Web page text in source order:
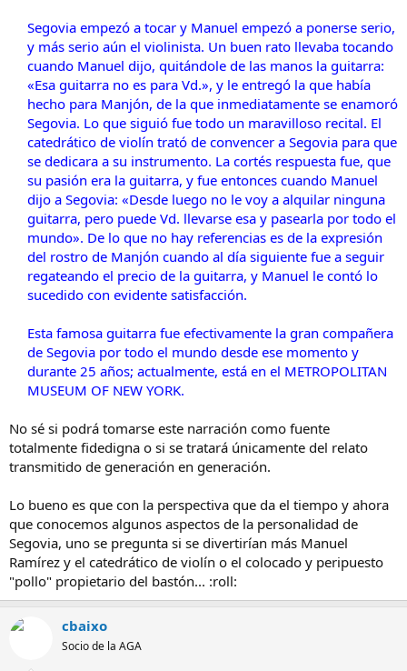
Segovia empezó a tocar y Manuel empezó a ponerse serio,
y más serio aún el violinista. Un buen rato llevaba tocando
cuando Manuel dijo, quitándole de las manos la guitarra:
«Esa guitarra no es para Vd.», y le entregó la que había
hecho para Manjón, de la que inmediatamente se enamoró
Segovia. Lo que siguió fue todo un maravilloso recital. El
catedrático de violín trató de convencer a Segovia para que
se dedicara a su instrumento. La cortés respuesta fue, que
su pasión era la guitarra, y fue entonces cuando Manuel
dijo a Segovia: «Desde luego no le voy a alquilar ninguna
guitarra, pero puede Vd. llevarse esa y pasearla por todo el
mundo». De lo que no hay referencias es de la expresión
del rostro de Manjón cuando al día siguiente fue a seguir
regateando el precio de la guitarra, y Manuel le contó lo
sucedido con evidente satisfacción.
Esta famosa guitarra fue efectivamente la gran compañera
de Segovia por todo el mundo desde ese momento y
durante 25 años; actualmente, está en el METROPOLITAN
MUSEUM OF NEW YORK.
No sé si podrá tomarse este narración como fuente
totalmente fidedigna o si se tratará únicamente del relato
transmitido de generación en generación.
Lo bueno es que con la perspectiva que da el tiempo y ahora
que conocemos algunos aspectos de la personalidad de
Segovia, uno se pregunta si se divertirían más Manuel
Ramírez y el catedrático de violín o el colocado y peripuesto
"pollo" propietario del bastón... :roll:
cbaixo
Socio de la AGA